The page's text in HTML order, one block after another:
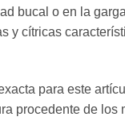
bucal o en la
y cítricas
para este
procedente de